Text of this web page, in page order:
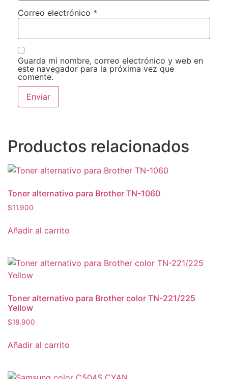
Correo electrónico *
Guarda mi nombre, correo electrónico y web en
este navegador para la próxima vez que
comente.
Productos relacionados
Toner alternativo para Brother TN-1060
$11.900
Añadir al carrito
Toner alternativo para Brother color TN-221/225
Yellow
$18.900
Añadir al carrito